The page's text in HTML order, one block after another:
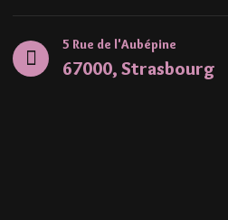
5 Rue de l'Aubépine
67000, Strasbourg